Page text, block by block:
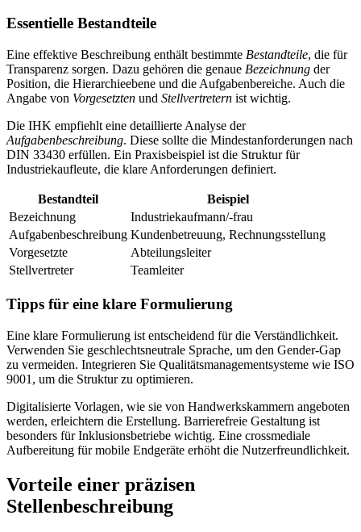
Essentielle Bestandteile
Eine effektive Beschreibung enthält bestimmte Bestandteile, die für
Transparenz sorgen. Dazu gehören die genaue Bezeichnung der
Position, die Hierarchieebene und die Aufgabenbereiche. Auch die
Angabe von Vorgesetzten und Stellvertretern ist wichtig.
Die IHK empfiehlt eine detaillierte Analyse der
Aufgabenbeschreibung. Diese sollte die Mindestanforderungen nach
DIN 33430 erfüllen. Ein Praxisbeispiel ist die Struktur für
Industriekaufleute, die klare Anforderungen definiert.
Bestandteil
Beispiel
Bezeichnung
Industriekaufmann/-frau
Aufgabenbeschreibung Kundenbetreuung, Rechnungsstellung
Vorgesetzte
Abteilungsleiter
Stellvertreter
Teamleiter
Tipps für eine klare Formulierung
Eine klare Formulierung ist entscheidend für die Verständlichkeit.
Verwenden Sie geschlechtsneutrale Sprache, um den Gender-Gap
zu vermeiden. Integrieren Sie Qualitätsmanagementsysteme wie ISO
9001, um die Struktur zu optimieren.
Digitalisierte Vorlagen, wie sie von Handwerkskammern angeboten
werden, erleichtern die Erstellung. Barrierefreie Gestaltung ist
besonders für Inklusionsbetriebe wichtig. Eine crossmediale
Aufbereitung für mobile Endgeräte erhöht die Nutzerfreundlichkeit.
Vorteile einer präzisen
Stellenbeschreibung